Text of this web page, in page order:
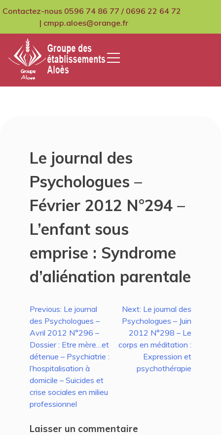
Contactez-nous 0596 74 86 77 / 0696 22 64 72
| cmpp.aloes@orange.fr
GCMPIH Aloes
Le journal des
Psychologues –
Février 2012 N°294 –
L’enfant sous
emprise : Syndrome
d’aliénation parentale
Navigation
de
l’article
Previous: Le journal
des Psychologues –
Avril 2012 N°296 –
Dossier : Etre mère…et
détenue – Psychiatrie :
l’hospitalisation à
domicile – Suicides et
crise sociales en milieu
professionnel
Next: Le journal des
Psychologues – Juin
2012 N°298 – Le
corps en méditation :
Expression et
psychothérapie
Laisser un commentaire